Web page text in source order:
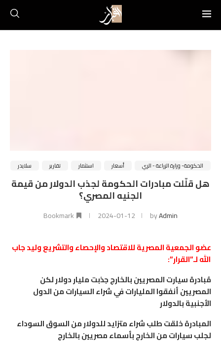
الحكومة- وزارة الزراعة - الري أسعار استثمار تقارير سلايدر
هل قلّلت مبادرات الحكومة لجذب الدولار من قيمة
الجنيه المصري؟
byAdmin
2024-01-12
Bookmark
عضو الجمعية المصرية للاقتصاد والإحصاء والتشريع وليد جاب
الله لـ”القرار”:
مُبادرة سيارت المصريين بالخارج جذبت مليار دولار لكن
المصريين أنفقوا المليارات في شراء السيارات من الدول
الأجنبية بالدولار
المبادرة خلقت طلب شراء متزايد للدولار من السوق السوداء
لجلب سيارات من الخارج بأسماء مصريين بالخارج